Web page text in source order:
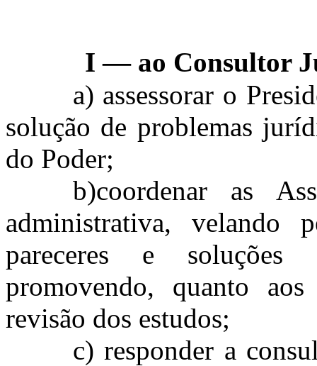
I—ao Consultor
a) assessorar o
solução de problemas
do Poder;
b)coordenar as
administrativa, velando
pareceres e soluções
promovendo, quanto
revisão dos estudos;
c) responder a